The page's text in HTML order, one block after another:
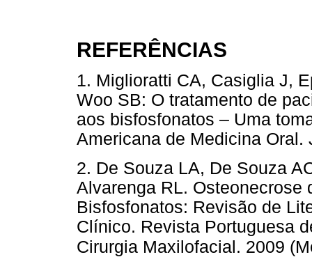
REFERÊNCIAS
1. Miglioratti CA, Casiglia J,
Woo SB: O tratamento de
aos bisfosfonatos – Uma
Americana de Medicina Oral.
2. De Souza LA, De Souza
Alvarenga RL. Osteonecrose
Bisfosfonatos: Revisão de
Clínico. Revista Portuguesa
Cirurgia Maxilofacial. 2009